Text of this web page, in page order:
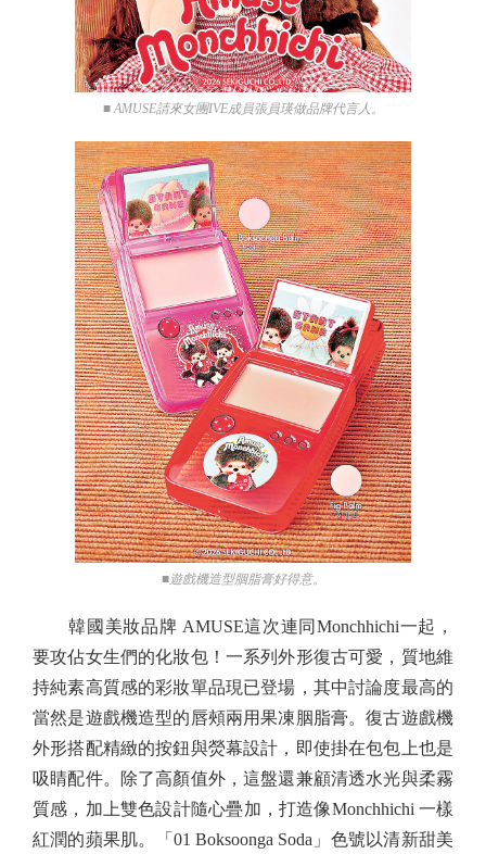
■ AMUSE請來女團IVE成員張員瑛做品牌代言人。
■遊戲機造型胭脂膏好得意。
韓國美妝品牌 AMUSE這次連同Monchhichi一起，
要攻佔女生們的化妝包！一系列外形復古可愛，質地維
持純素高質感的彩妝單品現已登場，其中討論度最高的
當然是遊戲機造型的唇頰兩用果凍胭脂膏。復古遊戲機
外形搭配精緻的按鈕與熒幕設計，即使掛在包包上也是
吸睛配件。除了高顏值外，這盤還兼顧清透水光與柔霧
質感，加上雙色設計隨心疊加，打造像Monchhichi 一樣
紅潤的蘋果肌。「01 Boksoonga Soda」色號以清新甜美